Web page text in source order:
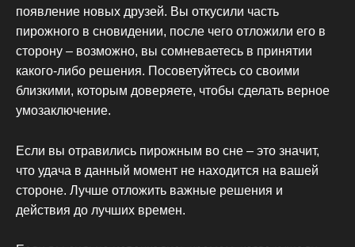
появление новых друзей. Вы откусили часть
пирожного в сновидении, после чего отложили его в
сторону – возможно, вы сомневаетесь в принятии
какого-либо решения. Посоветуйтесь со своими
близкими, которым доверяете, чтобы сделать верное
умозаключение.
Если вы отравились пирожным во сне – это значит,
что удача в данный момент не находится на вашей
стороне. Лучше отложить важные решения и
действия до лучших времен.